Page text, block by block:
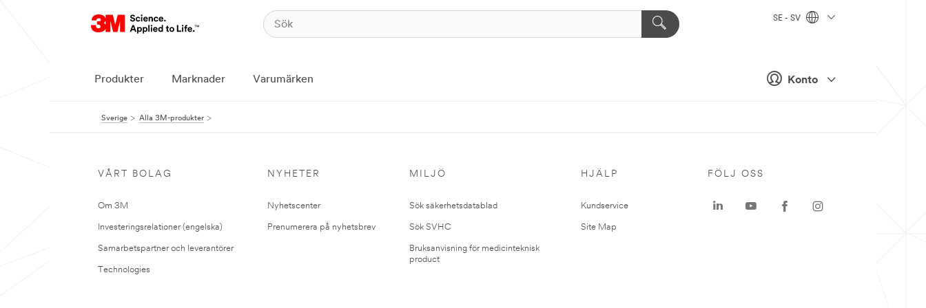
Konto
SE - SV
Produkter Marknader Varumärken
Sverige Alla 3M-produkter
VÅRT BOLAG
Om 3M
Investeringsrelationer (engelska)
Samarbetspartner och leverantörer
Technologies
NYHETER
Nyhetscenter
Prenumerera på nyhetsbrev
MILJÖ
Sök säkerhetsdatablad
Sök SVHC
Bruksanvisning för medicinteknisk
product
HJÄLP
Kundservice
Site Map
FÖLJ OSS